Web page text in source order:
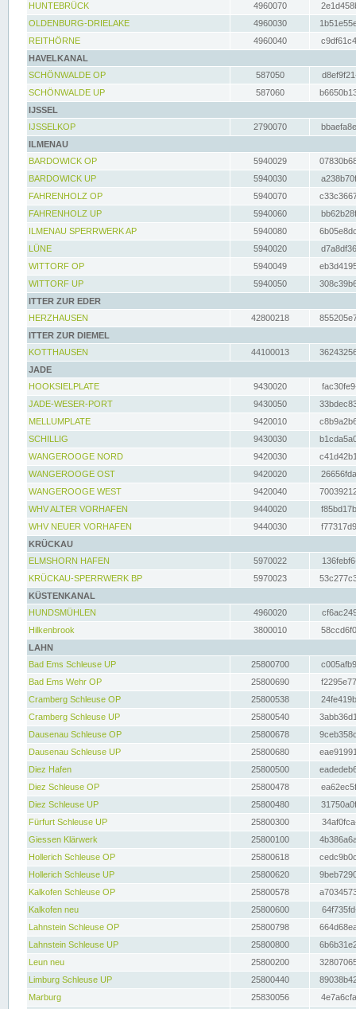
HUNTEBRÜCK
4960070
OLDENBURG-DRIELAKE
4960030
REITHÖRNE
4960040
HAVELKANAL
SCHÖNWALDE OP
587050
SCHÖNWALDE UP
587060
IJSSEL
IJSSELKOP
2790070
ILMENAU
BARDOWICK OP
5940029
BARDOWICK UP
5940030
FAHRENHOLZ OP
5940070
FAHRENHOLZ UP
5940060
ILMENAU SPERRWERK AP
5940080
LÜNE
5940020
WITTORF OP
5940049
WITTORF UP
5940050
ITTER ZUR EDER
HERZHAUSEN
42800218
ITTER ZUR DIEMEL
KOTTHAUSEN
44100013
JADE
HOOKSIELPLATE
9430020
JADE-WESER-PORT
9430050
MELLUMPLATE
9420010
SCHILLIG
9430030
WANGEROOGE NORD
9420030
WANGEROOGE OST
9420020
WANGEROOGE WEST
9420040
WHV ALTER VORHAFEN
9440020
WHV NEUER VORHAFEN
9440030
KRÜCKAU
ELMSHORN HAFEN
5970022
KRÜCKAU-SPERRWERK BP
5970023
KÜSTENKANAL
HUNDSMÜHLEN
4960020
Hilkenbrook
3800010
LAHN
Bad Ems Schleuse UP
25800700
Bad Ems Wehr OP
25800690
Cramberg Schleuse OP
25800538
Cramberg Schleuse UP
25800540
Dausenau Schleuse OP
25800678
Dausenau Schleuse UP
25800680
Diez Hafen
25800500
Diez Schleuse OP
25800478
Diez Schleuse UP
25800480
Fürfurt Schleuse UP
25800300
Giessen Klärwerk
25800100
Hollerich Schleuse OP
25800618
Hollerich Schleuse UP
25800620
Kalkofen Schleuse OP
25800578
Kalkofen neu
25800600
Lahnstein Schleuse OP
25800798
Lahnstein Schleuse UP
25800800
Leun neu
25800200
Limburg Schleuse UP
25800440
Marburg
25830056